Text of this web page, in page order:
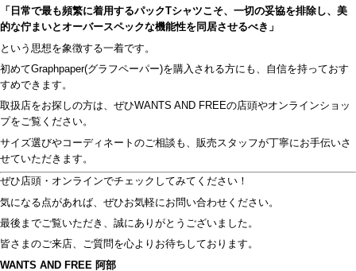
「日常で最も頻繁に着用するパックTシャツこそ、一切の妥協を排除し、美
的な佇まいとオーバースペックな機能性を同居させるべき」
という思想を象徴する一着です。
初めてGraphpaper(グラフペーパー)を購入される方にも、自信を持っておす
すめできます。
取扱店をお探しの方は、ぜひWANTS AND FREEの店頭やオンラインショッ
プをご覧ください。
サイズ選びやコーディネートのご相談も、販売スタッフが丁寧にお手伝いさ
せていただきます。
ぜひ店頭・オンラインでチェックしてみてください！
気になる点があれば、ぜひお気軽にお問い合わせください。
最後までご覧いただき、誠にありがとうございました。
皆さまのご来店、ご質問を心よりお待ちしております。
WANTS AND FREE 阿部